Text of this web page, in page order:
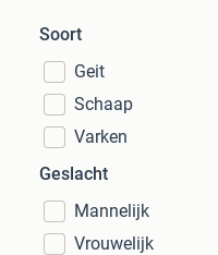
Soort
Geit
Schaap
Varken
Geslacht
Mannelijk
Vrouwelijk